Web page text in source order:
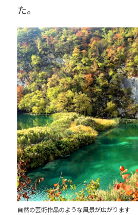
た。
自然の芸術作品のような風景が広がります